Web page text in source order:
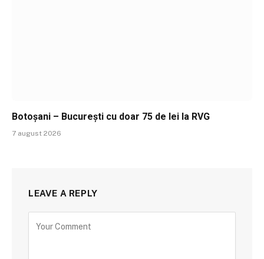
Botoșani – București cu doar 75 de lei la RVG
7 august 2026
LEAVE A REPLY